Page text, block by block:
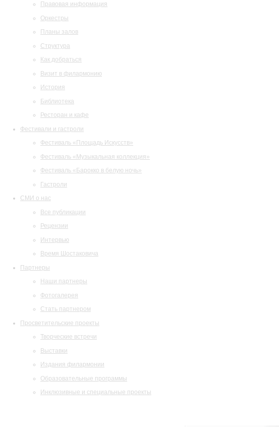
Правовая информация
Оркестры
Планы залов
Структура
Как добраться
Визит в филармонию
История
Библиотека
Ресторан и кафе
Фестивали и гастроли
Фестиваль «Площадь Искусств»
Фестиваль «Музыкальная коллекция»
Фестиваль «Барокко в белую ночь»
Гастроли
СМИ о нас
Все публикации
Рецензии
Интервью
Время Шостаковича
Партнеры
Наши партнеры
Фотогалерея
Стать партнером
Просветительские проекты
Творческие встречи
Выставки
Издания филармонии
Образовательные программы
Инклюзивные и специальные проекты